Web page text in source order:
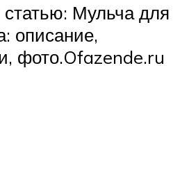
Мульча для
описание,
фото.Ofazende.ru